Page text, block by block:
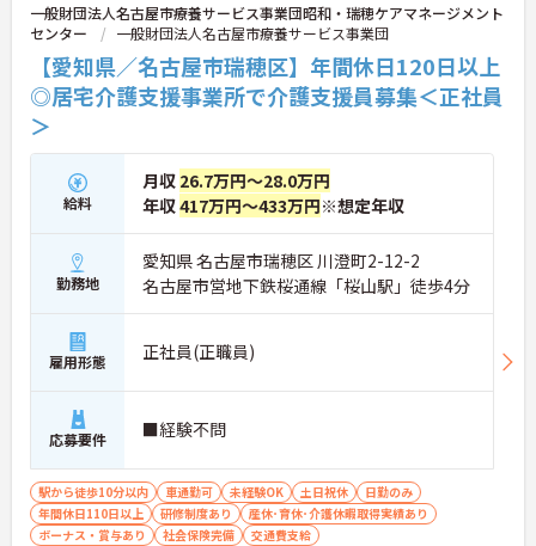
一般財団法人名古屋市療養サービス事業団昭和・瑞穂ケアマネージメント
センター
一般財団法人名古屋市療養サービス事業団
【愛知県／名古屋市瑞穂区】年間休日120日以上
◎居宅介護支援事業所で介護支援員募集＜正社員
＞
給料
月収 26.7万円～28.0万円
年収417万円～433万円※想定年収
勤務地
愛知県 名古屋市瑞穂区 川澄町2-12-2
名古屋市営地下鉄桜通線「桜山駅」徒歩4分
雇用形態 正社員(正職員)
応募要件 ■経験不問
駅から徒歩10分以内 車通勤可 未経験OK 土日祝休
日勤のみ
年間休日110日以上
研修制度あり
産休･育休･介護休暇取得実績あり
ボーナス・賞与あり
社会保険完備 交通費支給